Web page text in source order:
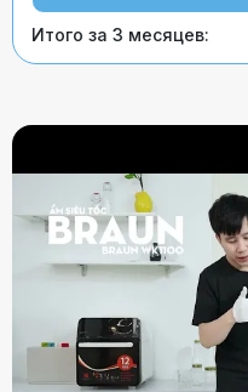
Итого за 3 месяцев: